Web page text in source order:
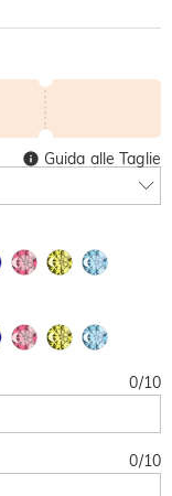
Guida alle Taglie
0/10
0/10